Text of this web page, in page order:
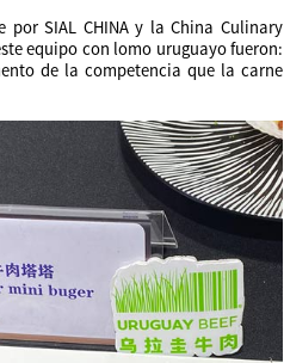
SIAL CHINA y la China Culinary
equipo con lomo uruguayo fueron:
de la competencia que la carne